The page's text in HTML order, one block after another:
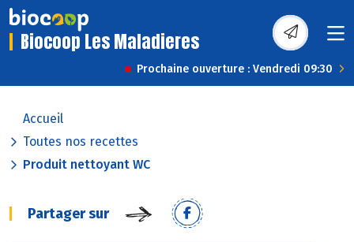
Biocoop Les Maladieres
Prochaine ouverture : Vendredi 09:30
Accueil
Toutes nos recettes
Produit nettoyant WC
Partager sur